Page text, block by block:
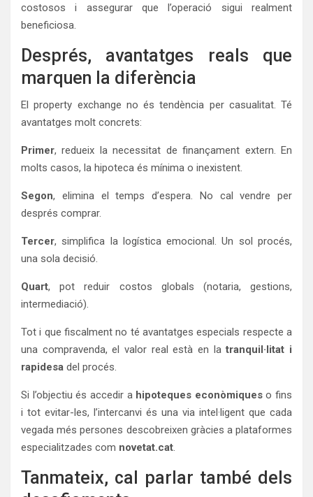
costosos i assegurar que l’operació sigui realment
beneficiosa.
Després, avantatges reals que
marquen la diferència
El property exchange no és tendència per casualitat. Té
avantatges molt concrets:
Primer, redueix la necessitat de finançament extern. En
molts casos, la hipoteca és mínima o inexistent.
Segon, elimina el temps d’espera. No cal vendre per
després comprar.
Tercer, simplifica la logística emocional. Un sol procés,
una sola decisió.
Quart, pot reduir costos globals (notaria, gestions,
intermediació).
Tot i que fiscalment no té avantatges especials respecte a
una compravenda, el valor real està en latranquil·litat i
rapidesa del procés.
Si l’objectiu és accedir a hipoteques econòmiqueso fins
i tot evitar-les, l’intercanvi és una via intel·ligent que cada
vegada més persones descobreixen gràcies a plataformes
especialitzades com novetat.cat.
Tanmateix, cal parlar també dels